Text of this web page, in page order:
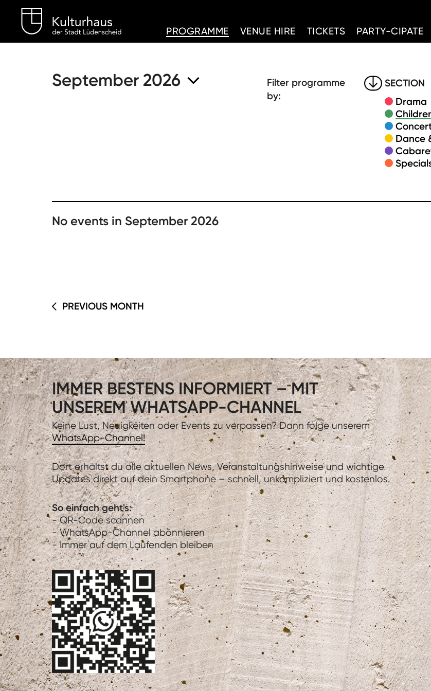
PROGRAMME
VENUE HIRE TICKETS PARTY-CIPATE
September 2026
Filter programme
by:
SECTION
Drama
Dance
No events in September 2026
PREVIOUS MONTH
IMMER BESTENS INFORMIERT – MIT
UNSEREM WHATSAPP-CHANNEL
Keine Lust, Neuigkeiten oder Events zu verpassen? Dann folge unserem
WhatsApp-Channel!
Dort erhältst du alle aktuellen News, Veranstaltungshinweise und wichtige
Updates direkt auf dein Smartphone – schnell, unkompliziert und kostenlos.
So einfach geht's:
- QR-Code scannen
- WhatsApp-Channel abonnieren
- Immer auf dem Laufenden bleiben